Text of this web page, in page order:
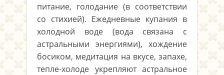
питание, голодание (в соответствии
со стихией). Ежедневные купания в
холодной воде (вода связана с
астральными энергиями), хождение
босиком, медитация на вкусе, запахе,
тепле-холоде укрепляют астральное